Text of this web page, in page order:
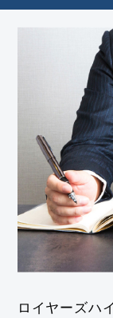
ロイヤーズハ